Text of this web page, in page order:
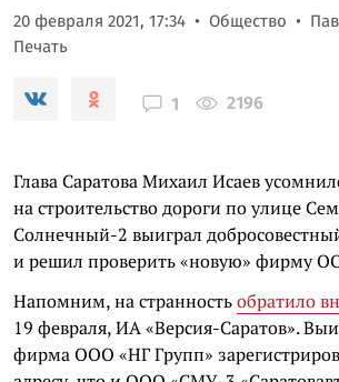
20 февраля 2021, 17:34 Общество
Печать
1 2196
Глава Саратова Михаил Исаев
на строительство дороги по улице
Солнечный-2 выиграл
и решил проверить «новую» фирму
Напомним, на странностьобратило
19 февраля, ИА «Версия-Саратов».
фирма ООО «НГ Групп»